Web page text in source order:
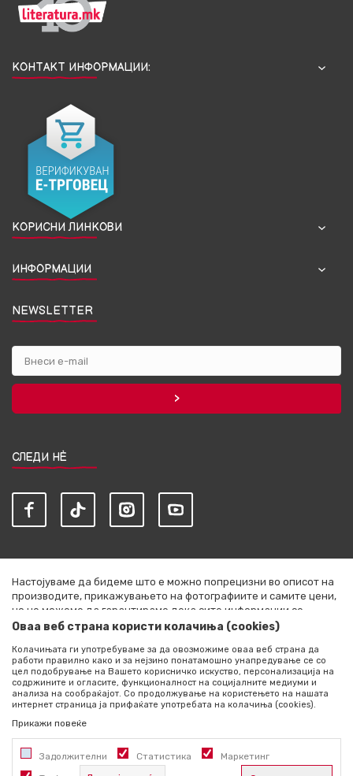
КОНТАКТ ИНФОРМАЦИИ:
КОРИСНИ ЛИНКОВИ
ИНФОРМАЦИИ
NEWSLETTER
СЛЕДИ НЀ
Настојуваме да бидеме што е можно попрецизни во описот на
производите, прикажувањето на фотографиите и самите цени,
но не можеме да гарантираме дека сите информации се
комплетни и без грешки. Сите артикли прикажани на сајтот се
секој момент. Расположливоста на производите можете да ја
проверите со повик на +389 76 444 490
©2026 literatura.mk, Изработено одNB SOFT. Сите права
задржани.
Оваа веб страна користи колачиња (cookies)
Колачињата ги употребуваме за да овозможиме оваа веб страна да
работи правилно како и за нејзино понатамошно унапредување се со
цел подобрување на Вашето корисничко искуство, персонализација на
содржините и огласите, функционалност на социјалните медиуми и
анализа на сообраќајот. Со продолжување на користењето на нашата
интернет страница ја прифаќате употребата на колачиња (cookies).
Прикажи повеќе
Задолжителни Статистика Маркетинг